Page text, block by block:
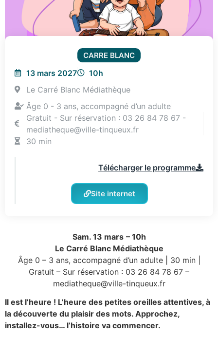
CARRE BLANC
13 mars 2027
10h
Le Carré Blanc Médiathèque
Âge 0 - 3 ans, accompagné d’un adulte
Gratuit - Sur réservation : 03 26 84 78 67 -
mediatheque@ville-tinqueux.fr
30 min
Télécharger le programme
Site internet
Sam. 13 mars – 10h
Le Carré Blanc Médiathèque
Âge 0 – 3 ans, accompagné d’un adulte | 30 min |
Gratuit – Sur réservation : 03 26 84 78 67 –
mediatheque@ville-tinqueux.fr
Il est l’heure ! L’heure des petites oreilles attentives, à
la découverte du plaisir des mots. Approchez,
installez-vous… l’histoire va commencer.